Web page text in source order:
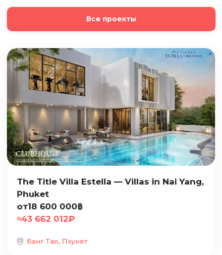
Все проекты
The Title Villa Estella — Villas in Nai Yang,
Phuket
от18 600 000฿
≈43 662 012₽
Банг Тао, Пхукет